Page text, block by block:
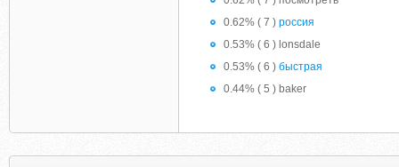
0.62% ( 7 ) россия
0.53% ( 6 ) lonsdale
0.53% ( 6 ) быстрая
0.44% ( 5 ) baker